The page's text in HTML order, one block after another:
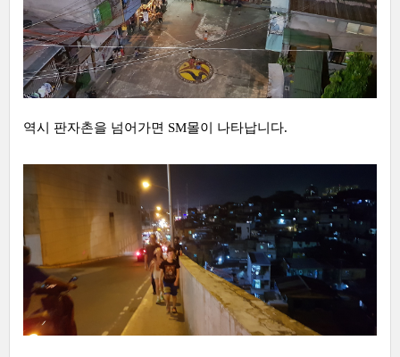
역시 판자촌을 넘어가면 SM몰이 나타납니다.